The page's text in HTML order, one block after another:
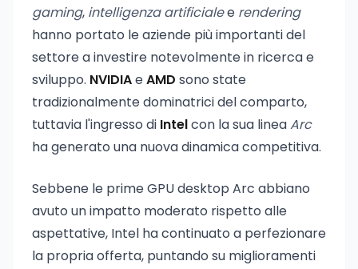
gaming, intelligenza artificialee rendering
hanno portato le aziende più importanti del
settore a investire notevolmente in ricerca e
sviluppo. NVIDIAeAMD sono state
tradizionalmente dominatrici del comparto,
tuttavia l'ingresso di Intelcon la sua lineaArc
ha generato una nuova dinamica competitiva.
Sebbene le prime GPU desktop Arc abbiano
avuto un impatto moderato rispetto alle
aspettative, Intel ha continuato a perfezionare
la propria offerta, puntando su miglioramenti